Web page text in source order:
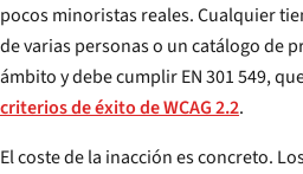
pocos minoristas reales. Cualquier tienda
de varias personas o un catálogo de
ámbito y debe cumplir EN 301
criterios de éxito de WCAG 2.2.
El coste de la inacción es concreto.